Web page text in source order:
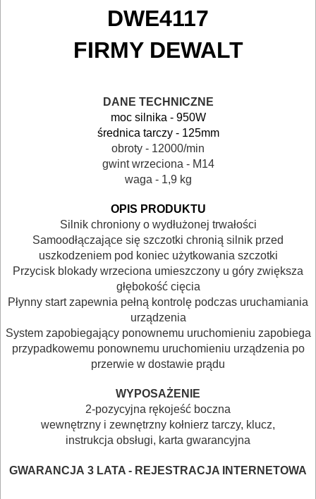
ELEKTRONARZĘDZI
MAGAZYNOWANIE
TRANSPORTOWANIE
POMIAROWE
BUDOWLANE
ELEKTRY..
GLAZURNICZE
AKCESORIA
MASZYNKI
URZĄDZENIA
BUDOWLANE
BRUKARSKIE
OBRÓBKA
DREWNA
DWE4117
FIRMY DEWALT
DANE TECHNICZNE
moc silnika - 950W
średnica tarczy - 125mm
obroty - 12000/min
gwint wrzeciona - M14
waga - 1,9 kg
OPIS PRODUKTU
Silnik chroniony o wydłużonej trwałości
Samoodłączające się szczotki chronią silnik przed
uszkodzeniem pod koniec użytkowania szczotki
Przycisk blokady wrzeciona umieszczony u góry zwiększa
głębokość cięcia
Płynny start zapewnia pełną kontrolę podczas uruchamiania
urządzenia
System zapobiegający ponownemu uruchomieniu zapobiega
przypadkowemu ponownemu uruchomieniu urządzenia po
przerwie w dostawie prądu
WYPOSAŻENIE
2-pozycyjna rękojeść boczna
wewnętrzny i zewnętrzny kołnierz tarczy, klucz,
instrukcja obsługi, karta gwarancyjna
GWARANCJA 3 LATA - REJESTRACJA INTERNETOWA